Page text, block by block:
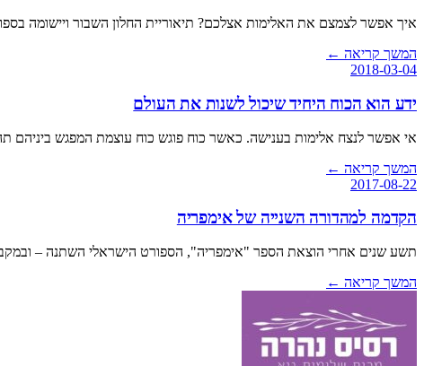
איך אפשר לצמצם את האלימות אצלכם? תיאוריית החלון השבור ויישומה
המשך קריאה ←
2018-03-04
ידע הוא הכוח היחיד שיכול לשנות את העולם
אי אפשר לנצח אלימות בענישה. כאשר כוח פוגש כוח עוצמת המפגש ביניהם
המשך קריאה ←
2017-08-22
הקדמה למהדורה השנייה של אימפריה
תשע שנים אחרי הוצאת הספר "אימפריה", הספורט הישראלי השתנה –
המשך קריאה ←